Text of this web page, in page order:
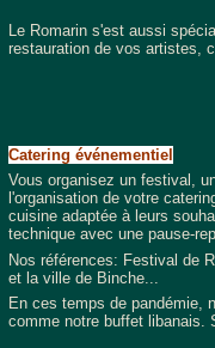
Le Romarin s'est aussi
restauration de vos artistes,
Catering événementiel
Vous organisez un festival,
l'organisation de votre
cuisine adaptée à leurs
technique avec une pause-
Nos références: Festival de
et la ville de Binche...
En ces temps de pandémie,
comme notre buffet libanais.